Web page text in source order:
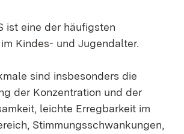
ist eine der häufigsten
Kindes- und Jugendalter.
sind insbesonders die
der Konzentration und der
leichte Erregbarkeit im
Stimmungsschwankungen,